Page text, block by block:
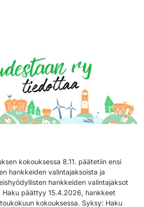
kokouksessa 8.11. päätetiin ensi
hankkeiden valintajaksoista ja
hankkeiden valintajaksot
Haku päättyy 15.4.2026, hankkeet
kokouksessa. Syksy: Haku